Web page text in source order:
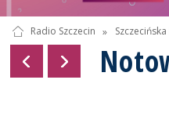
Radio Szczecin »